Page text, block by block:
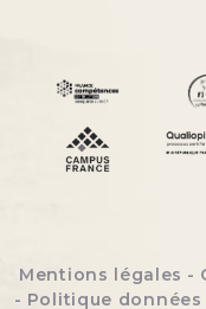
Menu bottom
Mentions légales
Politique